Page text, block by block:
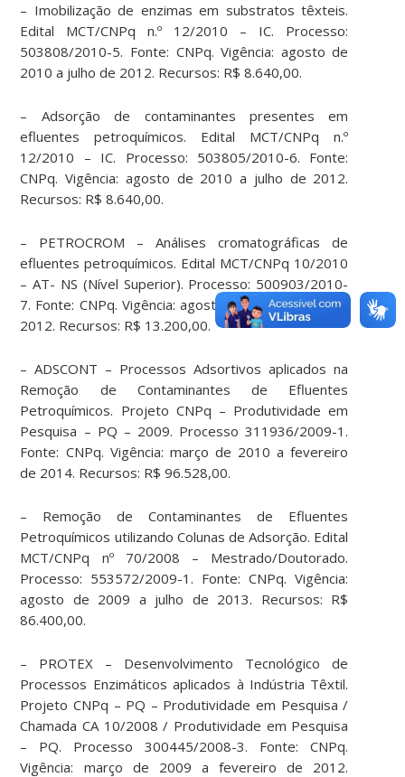
– Imobilização de enzimas em substratos têxteis.
Edital MCT/CNPq n.º 12/2010 – IC. Processo:
503808/2010-5. Fonte: CNPq. Vigência: agosto de
2010 a julho de 2012. Recursos: R$ 8.640,00.
– Adsorção de contaminantes presentes em
efluentes petroquímicos. Edital MCT/CNPq n.º
12/2010 – IC. Processo: 503805/2010-6. Fonte:
CNPq. Vigência: agosto de 2010 a julho de 2012.
Recursos: R$ 8.640,00.
– PETROCROM – Análises cromatográficas de
efluentes petroquímicos. Edital MCT/CNPq 10/2010
– AT- NS (Nível Superior). Processo: 500903/2010-
7. Fonte: CNPq. Vigência: agosto de 2010 a julho de
2012. Recursos: R$ 13.200,00.
– ADSCONT – Processos Adsortivos aplicados na
Remoção de Contaminantes de Efluentes
Petroquímicos. Projeto CNPq – Produtividade em
Pesquisa – PQ – 2009. Processo 311936/2009-1.
Fonte: CNPq. Vigência: março de 2010 a fevereiro
de 2014. Recursos: R$ 96.528,00.
– Remoção de Contaminantes de Efluentes
Petroquímicos utilizando Colunas de Adsorção. Edital
MCT/CNPq nº 70/2008 – Mestrado/Doutorado.
Processo: 553572/2009-1. Fonte: CNPq. Vigência:
agosto de 2009 a julho de 2013. Recursos: R$
86.400,00.
– PROTEX – Desenvolvimento Tecnológico de
Processos Enzimáticos aplicados à Indústria Têxtil.
Projeto CNPq – PQ – Produtividade em Pesquisa /
Chamada CA 10/2008 / Produtividade em Pesquisa
– PQ. Processo 300445/2008-3. Fonte: CNPq.
Vigência: março de 2009 a fevereiro de 2012.